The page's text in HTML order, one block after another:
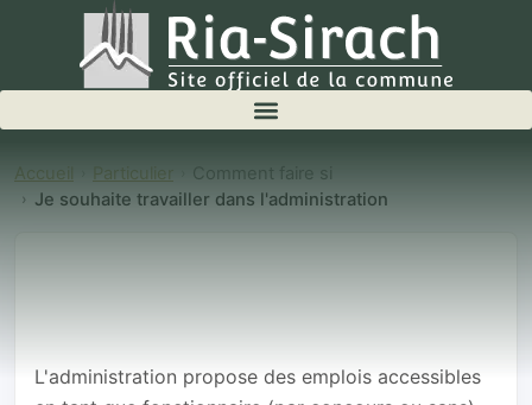
Accueil Particulier
Comment faire si
Je souhaite travailler dans l'administration
Je souhaite
travailler dans
l'administration
L'administration propose des emplois accessibles